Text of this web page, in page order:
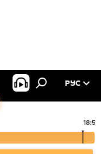
РУС
18:54